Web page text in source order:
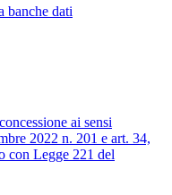
banche dati
ai sensi
2022 n. 201 e art. 34,
con Legge 221 del